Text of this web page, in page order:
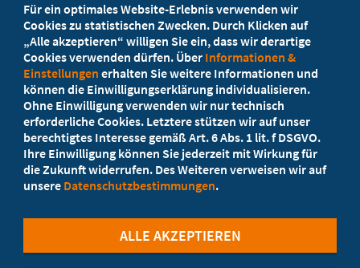
Ihr Landesverband berät Sie!
Ansprechpartner
Werden Sie jetzt Mitglied
5 Vorteile einer MB-Mitgliedschaft
Für ein optimales Website-Erlebnis verwenden wir
Cookies zu statistischen Zwecken. Durch Klicken auf
„Alle akzeptieren“ willigen Sie ein, dass wir derartige
Cookies verwenden dürfen. Über Informationen &
Einstellungen erhalten Sie weitere Informationen und
können die Einwilligungserklärung individualisieren.
Ohne Einwilligung verwenden wir nur technisch
erforderliche Cookies. Letztere stützen wir auf unser
berechtigtes Interesse gemäß Art. 6 Abs. 1 lit. f DSGVO.
Ihre Einwilligung können Sie jederzeit mit Wirkung für
die Zukunft widerrufen. Des Weiteren verweisen wir auf
unsere Datenschutzbestimmungen.
ALLE AKZEPTIEREN